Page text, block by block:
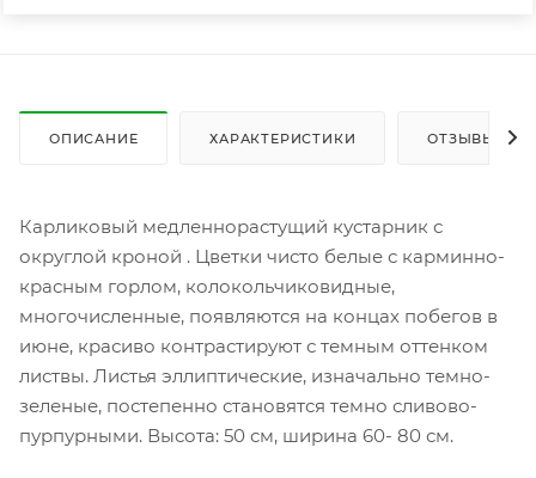
ОПИСАНИЕ ХАРАКТЕРИСТИКИ ОТЗЫВЫ
Карликовый медленнорастущий кустарник с
округлой кроной . Цветки чисто белые с карминно-
красным горлом, колокольчиковидные,
многочисленные, появляются на концах побегов в
июне, красиво контрастируют с темным оттенком
листвы. Листья эллиптические, изначально темно-
зеленые, постепенно становятся темно сливово-
пурпурными. Высота: 50 см, ширина 60- 80 см.